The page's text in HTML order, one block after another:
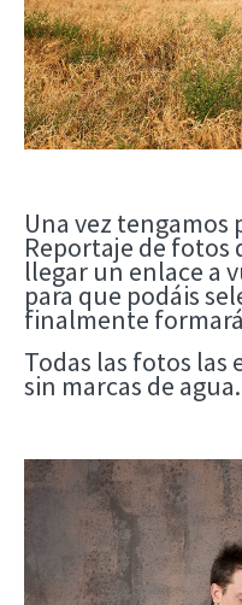
Una vez tengamos
Reportaje de fotos
llegar un enlace a
para que podáis
finalmente
Todas las fotos las
sin marcas de agua.